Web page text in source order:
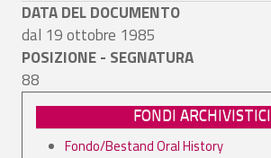
DATA DEL DOCUMENTO
dal 19 ottobre 1985
POSIZIONE - SEGNATURA
88
FONDI ARCHIVISTICI
Fondo/Bestand Oral History